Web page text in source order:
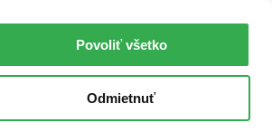
Povoliť všetko
Odmietnuť